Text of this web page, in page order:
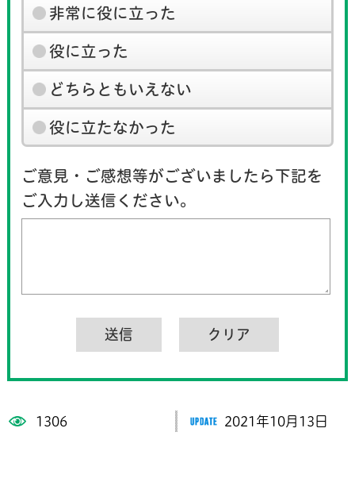
非常に役に立った
役に立った
どちらともいえない
役に立たなかった
ご意見・ご感想等がございましたら下記を
ご入力し送信ください。
1306 2021年10月13日